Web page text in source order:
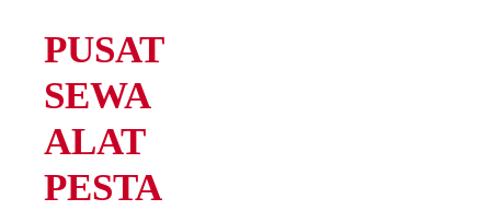
PUSAT
SEWA
ALAT
PESTA